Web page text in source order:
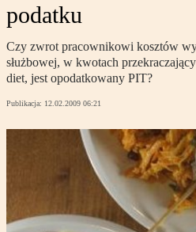
podatku
Czy zwrot pracownikowi kosztów
służbowej, w kwotach
diet, jest opodatkowany PIT?
Publikacja: 12.02.2009 06:21